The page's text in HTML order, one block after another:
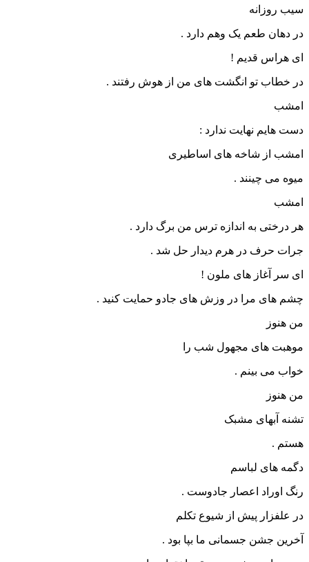
سیب روزانه
در دهان طعم یک وهم دارد .
ای هراس قدیم !
در خطاب تو انگشت های من از هوش رفتند .
امشب
دست هایم نهایت ندارد :
امشب از شاخه های اساطیری
میوه می چینند .
امشب
هر درختی به اندازه ترس من برگ دارد .
جرات حرف در هرم دیدار حل شد .
ای سر آغاز های ملون !
چشم های مرا در وزش های جادو حمایت کنید .
من هنوز
موهبت های مجهول شب را
خواب می بینم .
من هنوز
تشنه آبهای مشبک
هستم .
دگمه های لباسم
رنگ اوراد اعصار جادوست .
در علفزار پیش از شیوع تکلم
آخرین جشن جسمانی ما بپا بود .